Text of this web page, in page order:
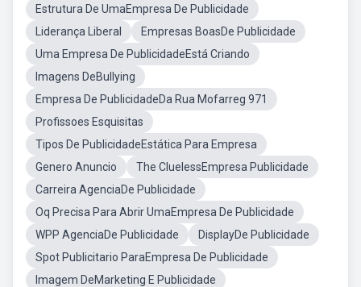
Estrutura De UmaEmpresa De Publicidade
Liderança Liberal
Empresas BoasDe Publicidade
Uma Empresa De PublicidadeEstá Criando
Imagens DeBullying
Empresa De PublicidadeDa Rua Mofarreg 971
Profissoes Esquisitas
Tipos De PublicidadeEstática Para Empresa
Genero Anuncio
The CluelessEmpresa Publicidade
Carreira AgenciaDe Publicidade
Oq Precisa Para Abrir UmaEmpresa De Publicidade
WPP AgenciaDe Publicidade
DisplayDe Publicidade
Spot Publicitario ParaEmpresa De Publicidade
Imagem DeMarketing E Publicidade